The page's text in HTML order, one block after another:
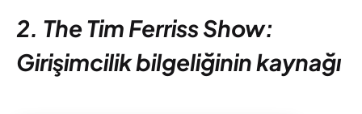
2. The Tim Ferriss Show:
Girişimcilik bilgeliğinin kaynağı